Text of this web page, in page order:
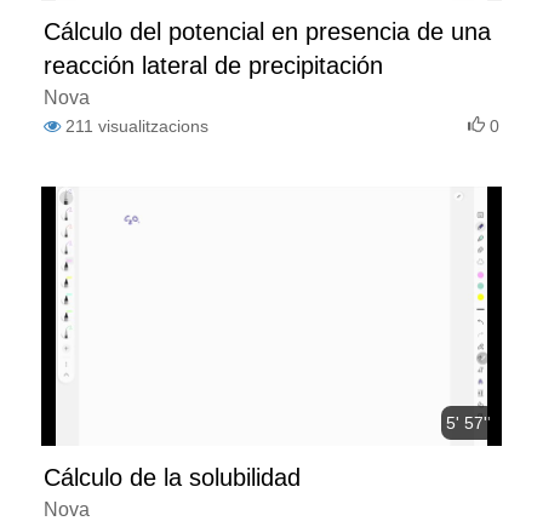
Cálculo del potencial en presencia de una
reacción lateral de precipitación
Nova
211 visualitzacions 0
5' 57''
Cálculo de la solubilidad
Nova